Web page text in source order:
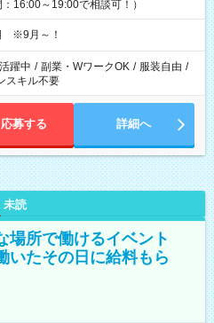
16:00～19:00で相談可！）
※9月～！
躍中 / 副業・WワークOK / 服装自由 /
スキル不要
応募する 詳細へ
未読
場所で働けるイベント
たその日に給料もら